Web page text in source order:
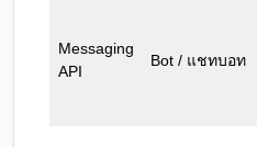
Messaging
API
Bot / แชทบอท